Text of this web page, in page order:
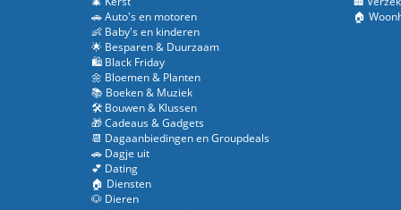
🚗 Auto's en motoren
👶 Baby's en kinderen
🌟 Besparen & Duurzaam
🛍️ Black Friday
🌼 Bloemen & Planten
📚 Boeken & Muziek
🛠️ Bouwen & Klussen
🎁 Cadeaus & Gadgets
📆 Dagaanbiedingen en Groupdeals
🚗 Dagje uit
💕 Dating
🏠 Diensten
🐶 Dieren
🏠